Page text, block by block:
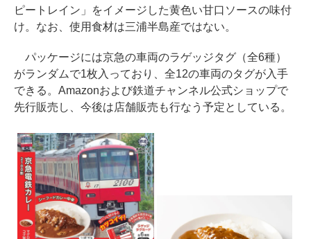
ピートレイン」をイメージした黄色い甘口ソースの味付
け。なお、使用食材は三浦半島産ではない。
パッケージには京急の車両のラゲッジタグ（全6種）
がランダムで1枚入っており、全12の車両のタグが入手
できる。Amazonおよび鉄道チャンネル公式ショップで
先行販売し、今後は店舗販売も行なう予定としている。